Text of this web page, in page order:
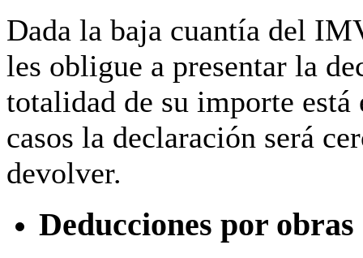
Dada la baja cuantía del
les obligue a presentar la
totalidad de su importe
casos la declaración será
devolver.
Deducciones por